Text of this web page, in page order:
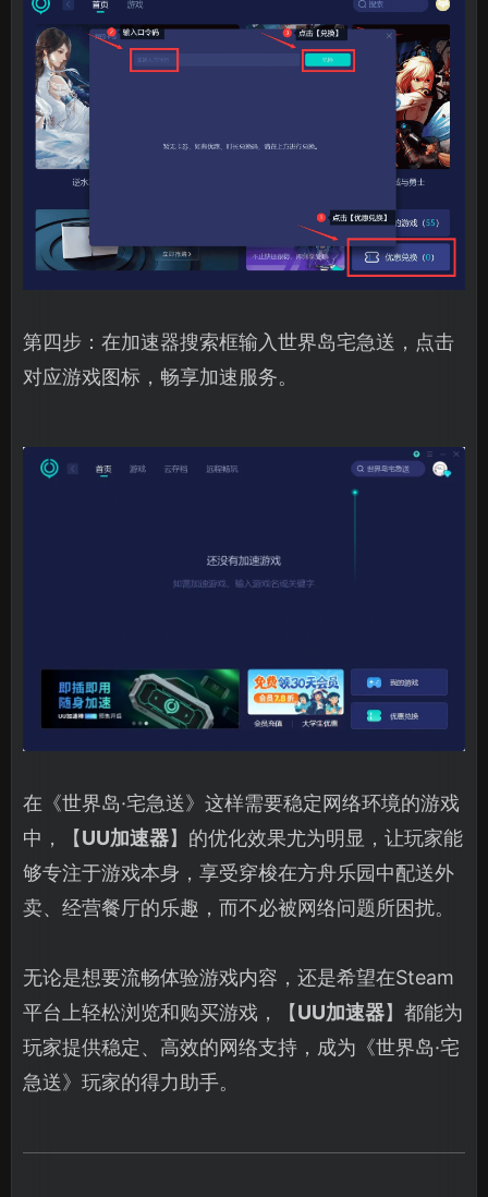
第四步：在加速器搜索框输入世界岛宅急送，点击
对应游戏图标，畅享加速服务。
在《世界岛·宅急送》这样需要稳定网络环境的游戏
中，【UU加速器】的优化效果尤为明显，让玩家能
够专注于游戏本身，享受穿梭在方舟乐园中配送外
卖、经营餐厅的乐趣，而不必被网络问题所困扰。
无论是想要流畅体验游戏内容，还是希望在Steam
平台上轻松浏览和购买游戏，【UU加速器】都能为
玩家提供稳定、高效的网络支持，成为《世界岛·宅
急送》玩家的得力助手。